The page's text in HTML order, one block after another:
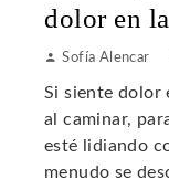
dolor en
Sofía Alencar
Si siente dolor
al caminar,
esté lidiando
menudo se